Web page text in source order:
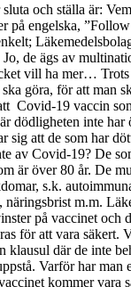
och ställa är:
på engelska,
de ägs av
vill ha mer… Trots
göra, för att man
Covid-19 vaccin
dödligheten inte har
sig att de som har
av Covid-19? De
är över 80 år. De
s.k.
m.m.
på vaccinet och
för att vara säkert.
klausul där de inte
Varför har man
kommer vara